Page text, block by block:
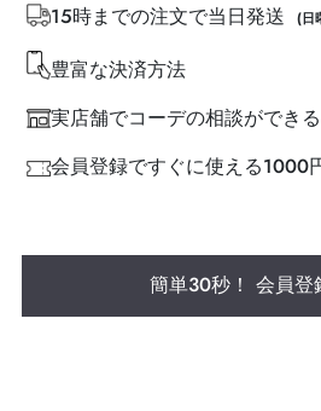
15時までの注文で当日発送
(日
豊富な決済方法
実店舗でコーデの相談ができる
会員登録ですぐに使える1000
簡単30秒！ 会員登